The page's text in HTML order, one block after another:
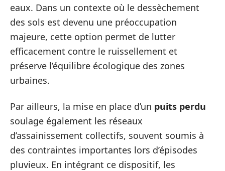
eaux. Dans un contexte où le dessèchement
des sols est devenu une préoccupation
majeure, cette option permet de lutter
efficacement contre le ruissellement et
préserve l’équilibre écologique des zones
urbaines.
Par ailleurs, la mise en place d’un puits perdu
soulage également les réseaux
d’assainissement collectifs, souvent soumis à
des contraintes importantes lors d’épisodes
pluvieux. En intégrant ce dispositif, les